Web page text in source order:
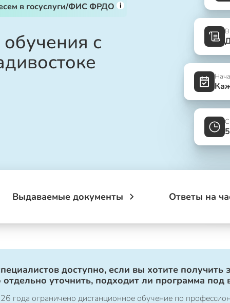
в госуслуги/ФИС ФРДО i
с
Выдаваемые документы Ответы на
доступно, если вы хотите
уточнить, подходит ли программа под
года ограничено дистанционное обучение по